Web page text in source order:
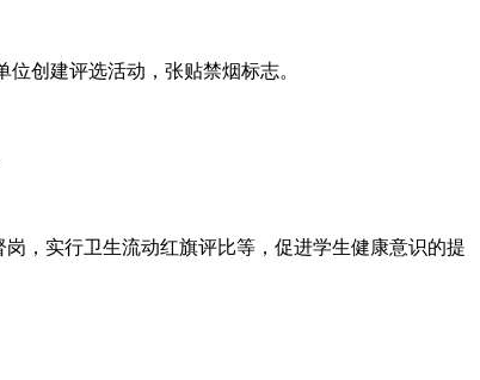
创建评选活动，张贴禁烟标志。
，实行卫生流动红旗评比等，促进学生健康意识的提